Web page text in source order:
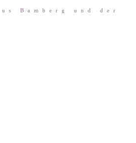
Bam­berg und der